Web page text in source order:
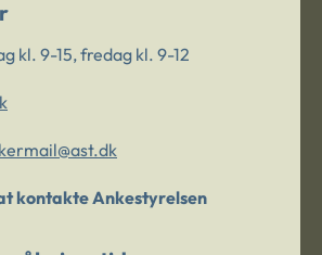
kl. 9-15, fredag kl. 9-12
kontakte Ankestyrelsen